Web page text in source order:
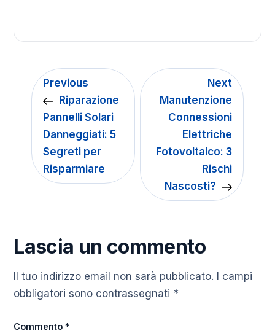
Previous
Riparazione
Pannelli Solari
Danneggiati: 5
Segreti per
Risparmiare
Next
Manutenzione
Connessioni
Elettriche
Fotovoltaico: 3
Rischi
Nascosti?
Lascia un commento
Il tuo indirizzo email non sarà pubblicato. I campi
obbligatori sono contrassegnati *
Commento*